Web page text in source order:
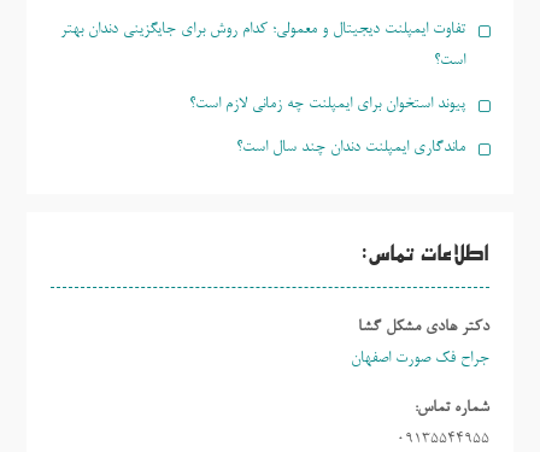
تفاوت ایمپلنت دیجیتال و معمولی؛ کدام روش برای جایگزینی دندان بهتر
است؟
پیوند استخوان برای ایمپلنت چه زمانی لازم است؟
ماندگاری ایمپلنت دندان چند سال است؟
اطلاعات تماس:
دکتر هادی مشکل گشا
جراح فک صورت اصفهان
شماره تماس:
09135544955